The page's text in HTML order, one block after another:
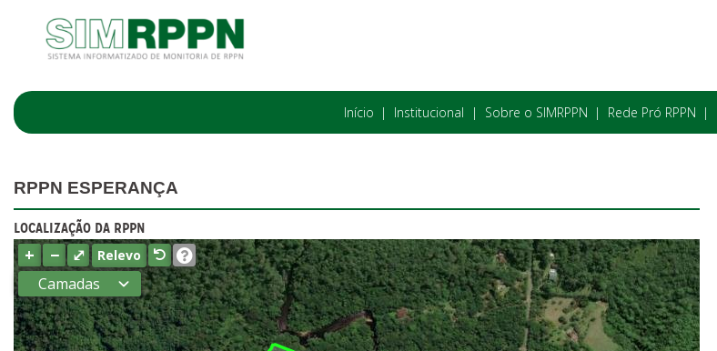
Início Institucional Sobre o SIMRPPN Rede Pró RPPN
RPPN ESPERANÇA
LOCALIZAÇÃO DA RPPN
+ − ⤢ Relevo
Camadas
Estados
Municípios